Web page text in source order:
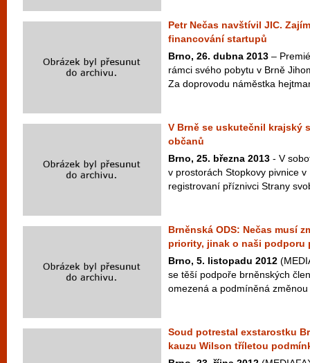
Petr Nečas navštívil JIC.
financování startupů
Brno, 26. dubna 2013 –
rámci svého pobytu v Brně
Za doprovodu náměstka
V Brně se uskutečnil krajský
občanů
Brno, 25. března 2013 - V
v prostorách Stopkovy pivnice
registrovaní příznivci Strany
Brněnská ODS: Nečas musí
priority, jinak o naši podporu
Brno, 5. listopadu 2012
se těší podpoře brněnských
omezená a podmíněná
Soud potrestal exstarostku
kauzu Wilson tříletou